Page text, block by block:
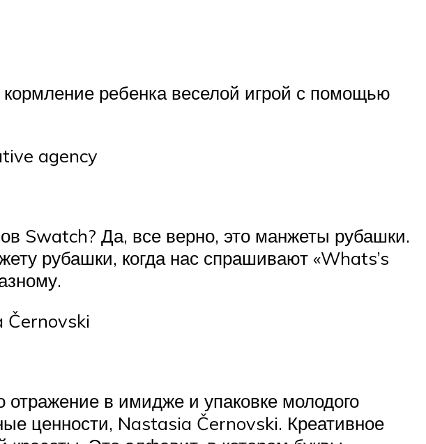
ребенка веселой игрой с помощью
agency
Swatch? Да, все верно, это манжеты рубашки.
рубашки, когда нас спрашивают «Whats’s
Černovski
в имидже и упаковке молодого
ценности, Nastasia Černovski. Креативное